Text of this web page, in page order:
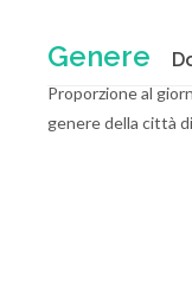
Genere
Proporzione al
genere della città